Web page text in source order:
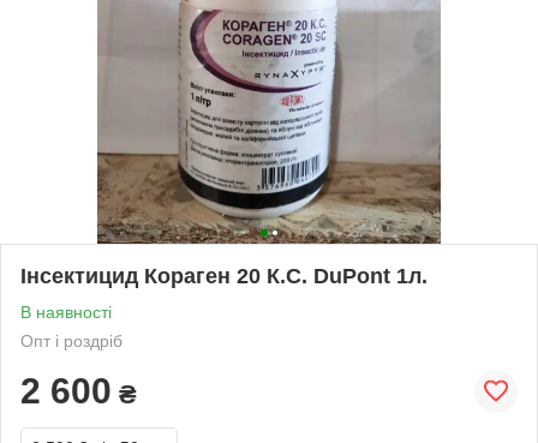
Інсектицид Кораген 20 К.С. DuPont 1л.
В наявності
Опт і роздріб
2 600 ₴